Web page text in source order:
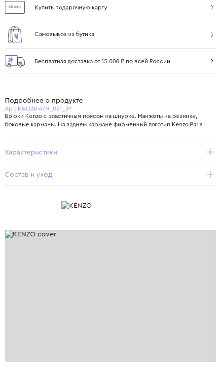
Купить подарочную карту
Самовывоз из бутика
Бесплатная доставка от 15 000 ₽ по всей России
Подробнее о продукте
Арт. K61330-47H_051_3Y
Брюки Kenzo с эластичным поясом на шнурке. Манжеты на резинке,
боковые карманы. На заднем кармане фирменный логотип Kenzo Paris.
Характеристики
Состав и уход